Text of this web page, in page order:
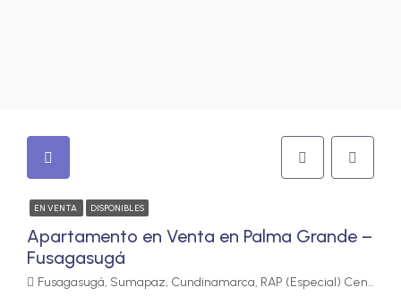
EN VENTA DISPONIBLES
Apartamento en Venta en Palma Grande –
Fusagasugá
Fusagasugá, Sumapaz, Cundinamarca, RAP (Especial) Central, Colombia